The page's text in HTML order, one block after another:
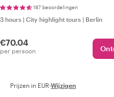
187 beoordelingen
3 hours | City highlight tours | Berlin
€70.04
per persoon
Prijzen in EUR·Wijzigen